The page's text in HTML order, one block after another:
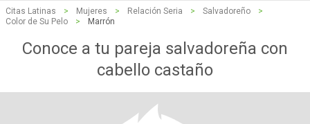
Citas Latinas > Mujeres > Relación Seria > Salvadoreño
>
Color de Su Pelo
> Marrón
Conoce a tu pareja salvadoreña con
cabello castaño